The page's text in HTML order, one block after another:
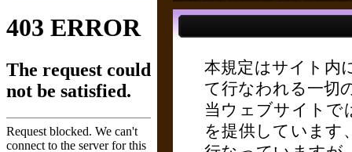
本規定はサイト内
て行なわれる一切
当ウェブサイトで
を提供しています